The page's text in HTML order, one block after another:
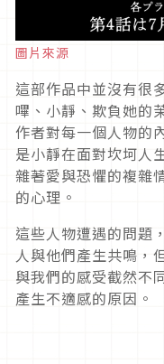
圖片來源
這部作品中並沒有很
嗶、小靜、欺負她的
作者對每一個人物的
是小靜在面對坎坷人
雜著愛與恐懼的複雜
的心理。
這些人物遭遇的問題
人與他們產生共鳴，
與我們的感受截然不
產生不適感的原因。